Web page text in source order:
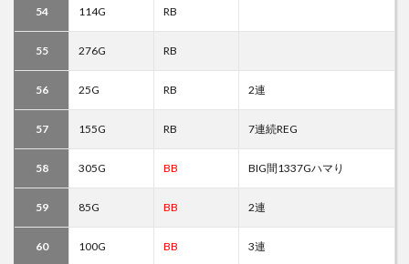
54 114G RB
55 276G RB
56 25G RB 2連
57 155G RB 7連続REG
58 305G BB BIG間1337Gハマり
59 85G BB 2連
60 100G BB 3連